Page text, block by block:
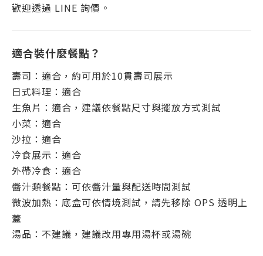
歡迎透過 LINE 詢價。
適合裝什麼餐點？
壽司：適合，約可用於10貫壽司展示
日式料理：適合
生魚片：適合，建議依餐點尺寸與擺放方式測試
小菜：適合
沙拉：適合
冷食展示：適合
外帶冷食：適合
醬汁類餐點：可依醬汁量與配送時間測試
微波加熱：底盒可依情境測試，請先移除 OPS 透明上
蓋
湯品：不建議，建議改用專用湯杯或湯碗